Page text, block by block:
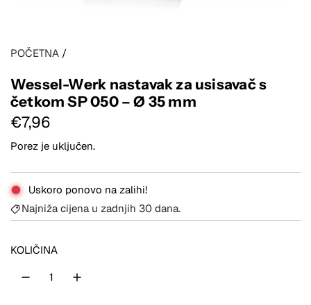
POČETNA /
Wessel-Werk nastavak za usisavač s
četkom SP 050 – Ø 35 mm
R
e
d
o
v
n
€7,96
Porez je uključen.
Uskoro ponovo na zalihi!
Najniža cijena u zadnjih 30 dana.
KOLIČINA